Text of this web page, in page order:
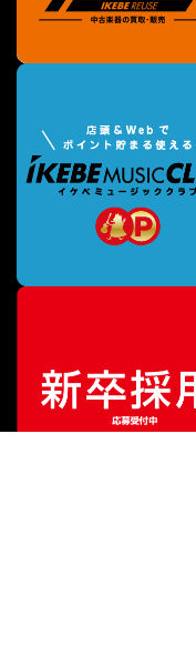
販売価格¥ 8,690（税込
¥6,930（税込）